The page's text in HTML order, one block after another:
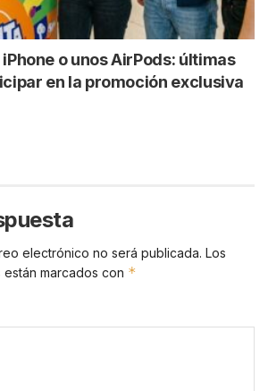
o unos AirPods: últimas
en la promoción exclusiva
electrónico no será publicada. Los
marcados con *